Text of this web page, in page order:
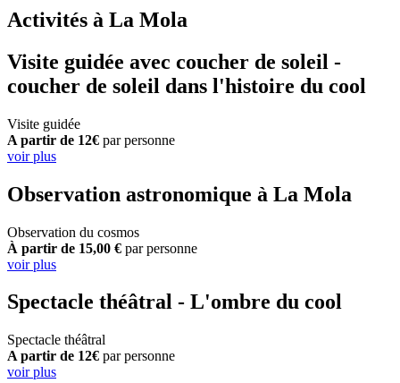
Activités à La Mola
Visite guidée avec coucher de soleil -
coucher de soleil dans l'histoire du cool
Visite guidée
A partir de 12€ par personne
voir plus
Observation astronomique à La Mola
Observation du cosmos
À partir de 15,00 € par personne
voir plus
Spectacle théâtral - L'ombre du cool
Spectacle théâtral
A partir de 12€ par personne
voir plus